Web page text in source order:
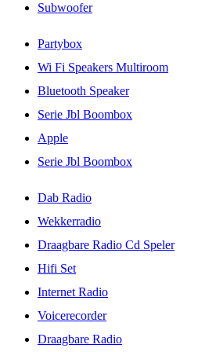
Subwoofer
Partybox
Wi Fi Speakers Multiroom
Bluetooth Speaker
Serie Jbl Boombox
Apple
Serie Jbl Boombox
Dab Radio
Wekkerradio
Draagbare Radio Cd Speler
Hifi Set
Internet Radio
Voicerecorder
Draagbare Radio